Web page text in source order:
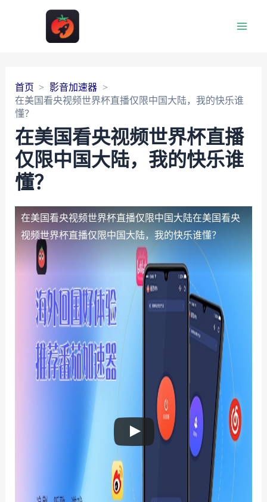
首页
影音加速器
在美国看央视频世界杯直播仅限中国大陆，我的快乐谁
懂？
在美国看央视频世界杯直播
仅限中国大陆，我的快乐谁
懂？
在美国看央视频世界杯直播仅限中国大陆在美国看央
视频世界杯直播仅限中国大陆，我的快乐谁懂？